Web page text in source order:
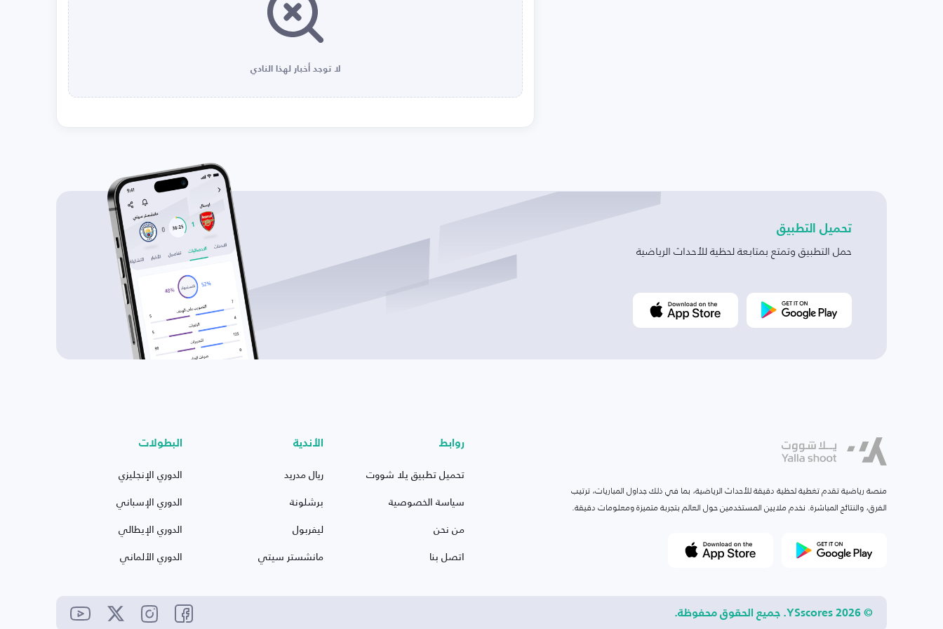
لا توجد أخبار لهذا النادي
تحميل التطبيق
حمل التطبيق وتمتع بمتابعة لحظية للأحداث الرياضية
منصة رياضية تقدم تغطية لحظية دقيقة للأحداث الرياضية، بما في ذلك جداول المباريات، ترتيب
الفرق، والنتائج المباشرة. نخدم ملايين المستخدمين حول العالم بتجربة متميزة ومعلومات دقيقة.
روابط
تحميل تطبيق يلا شووت
سياسة الخصوصية
من نحن
اتصل بنا
الأندية
ريال مدريد
برشلونة
ليفربول
مانشستر سيتي
البطولات
الدوري الإنجليزي
الدوري الإسباني
الدوري الإيطالي
الدوري الألماني
© 2026 YSscores. جميع الحقوق محفوظة.